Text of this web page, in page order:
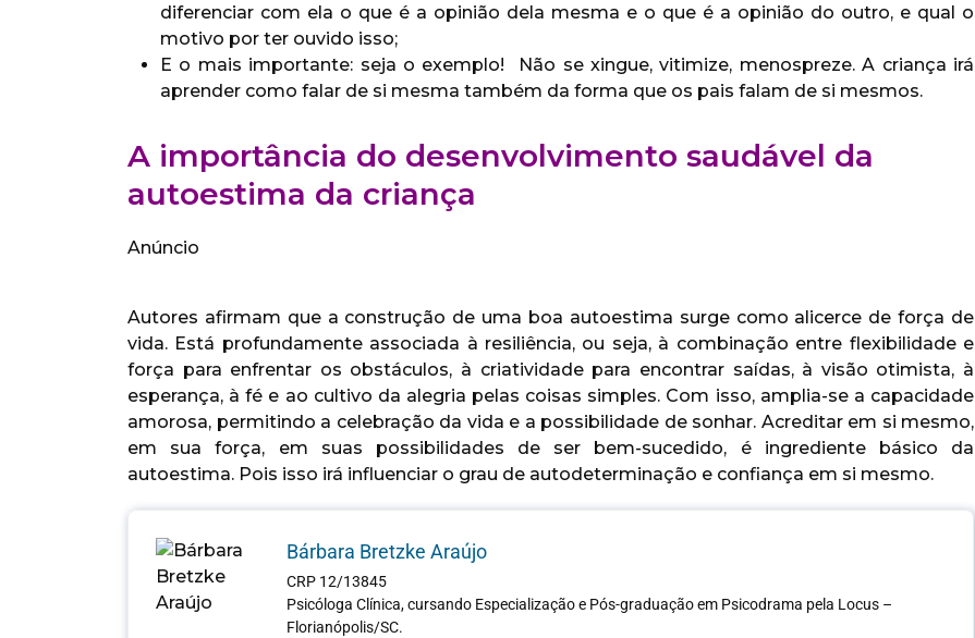
diferenciar com ela o que é a opinião dela mesma e o que é a opinião do outro, e qual o
motivo por ter ouvido isso;
E o mais importante: seja o exemplo! Não se xingue, vitimize, menospreze. A criança irá
aprender como falar de si mesma também da forma que os pais falam de si mesmos.
A importância do desenvolvimento saudável da
autoestima da criança
Anúncio
Autores afirmam que a construção de uma boa autoestima surge como alicerce de força de
vida. Está profundamente associada à resiliência, ou seja, à combinação entre flexibilidade e
força para enfrentar os obstáculos, à criatividade para encontrar saídas, à visão otimista, à
esperança, à fé e ao cultivo da alegria pelas coisas simples. Com isso, amplia-se a capacidade
amorosa, permitindo a celebração da vida e a possibilidade de sonhar. Acreditar em si mesmo,
em sua força, em suas possibilidades de ser bem-sucedido, é ingrediente básico da
autoestima. Pois isso irá influenciar o grau de autodeterminação e confiança em si mesmo.
Bárbara Bretzke Araújo
CRP 12/13845
Psicóloga Clínica, cursando Especialização e Pós-graduação em Psicodrama pela Locus –
Florianópolis/SC.